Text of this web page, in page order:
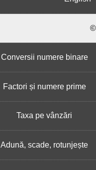
Conversii numere binare
Factori și numere prime
Taxa pe vânzări
Adună, scade, rotunjește